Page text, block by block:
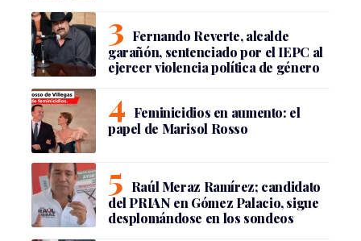
Fernando Reverte, alcalde
garañón, sentenciado por el IEPC al
ejercer violencia política de género
Feminicidios en aumento: el
papel de Marisol Rosso
Raúl Meraz Ramírez; candidato
del PRIAN en Gómez Palacio, sigue
desplomándose en los sondeos